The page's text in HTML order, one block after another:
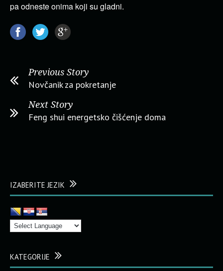
pa odneste onima koji su gladni.
Previous Story
Novčanik za pokretanje
Next Story
Feng shui energetsko čišćenje doma
IZABERITE JEZIK
KATEGORIJE